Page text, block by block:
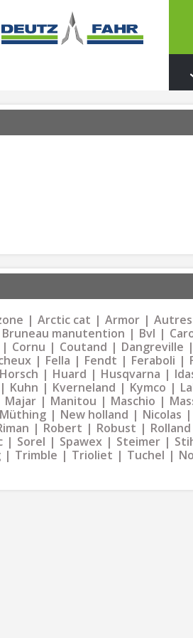
Arctic cat Armor Autres
Bruneau manutention Bvl
Cornu Coutand Dangreville
Fella Fendt Feraboli
Horsch Huard Husqvarna
Kuhn Kverneland Kymco
Majar Manitou Maschio
Müthing New holland Nicolas
Robert Robust Rolland
Sorel Spawex Steimer
Trimble Trioliet Tuchel